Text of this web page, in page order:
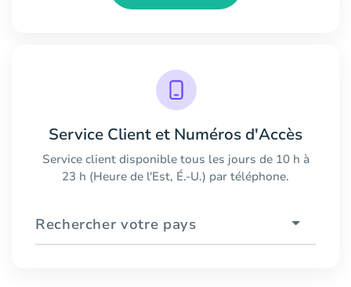
Service Client et Numéros d'Accès
Service client disponible tous les jours de 10 h à
23 h (Heure de l'Est, É.-U.) par téléphone.
Rechercher votre pays